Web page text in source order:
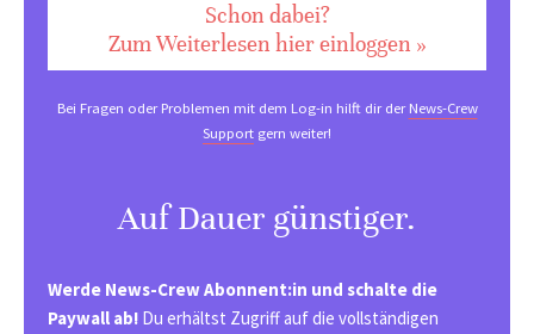
Schon dabei?
Zum Weiterlesen hier einloggen »
Bei Fragen oder Problemen mit dem Log-in hilft dir derNews-Crew
Support gern weiter!
Auf Dauer günstiger.
Werde News-Crew Abonnent:in und schalte die
Paywall ab! Du erhältst Zugriff auf die vollständigen